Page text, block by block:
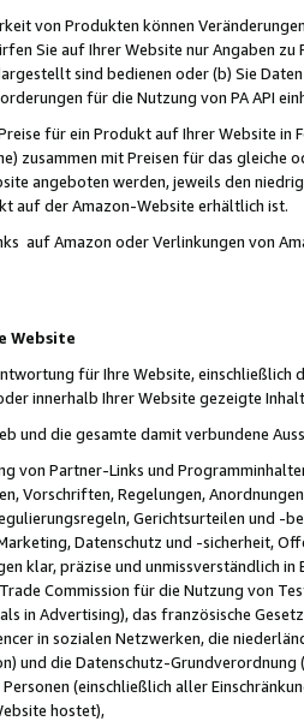
von Produkten können
Sie auf Ihrer Website nur Angaben
sind bedienen oder (b) Sie
für die Nutzung von PA API
für ein Produkt auf Ihrer Website
zusammen mit Preisen für das
angeboten werden, jeweils den
auf der Amazon-Website erhältlich ist.
auf Amazon oder Verlinkungen von
Website
für Ihre Website,
innerhalb Ihrer Website gezeigte
und die gesamte damit verbundene
von Partner-Links und
Vorschriften, Regelungen,
Gerichtsurteilen und -
Datenschutz und -sicherheit,
klar, präzise und unmissverständlich
Commission für die Nutzung von
in Advertising), das französische
in sozialen Netzwerken, die
und die Datenschutz-
(einschließlich aller
hostet),